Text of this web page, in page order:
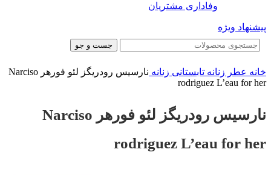
وفاداری مشتریان
پیشنهاد ویژه
جست و جو
خانه عطر زنانه تابستانی زنانه
نارسیس رودریگز لئو فورهر Narciso
rodriguez L’eau for her
نارسیس رودریگز لئو فورهر Narciso
rodriguez L’eau for her